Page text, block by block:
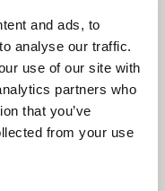
and ads, to
analyse our traffic.
use of our site with
partners who
that you’ve
from your use
agrandies,
piliers visibles à
du bâtiment.
suggestive
le port fluvial et le site